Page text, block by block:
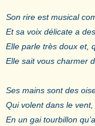
Son rire est musical
Et sa voix délicate a
Elle parle très doux et,
Elle sait vous charmer
Ses mains sont des
Qui volent dans le
En un gai tourbillon